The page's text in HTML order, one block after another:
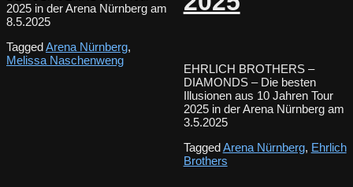
2025 in der Arena Nürnberg am
8.5.2025
TaggedArena Nürnberg,
Melissa Naschenweng
EHRLICH BROTHERS –
DIAMONDS – Die besten
Illusionen aus 10 Jahren Tour
2025 in der Arena Nürnberg am
3.5.2025
TaggedArena Nürnberg, Ehrlich
Brothers